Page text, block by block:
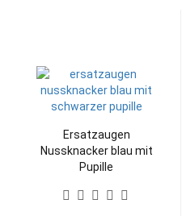
Ersatzaugen
Nussknacker blau mit
Pupille